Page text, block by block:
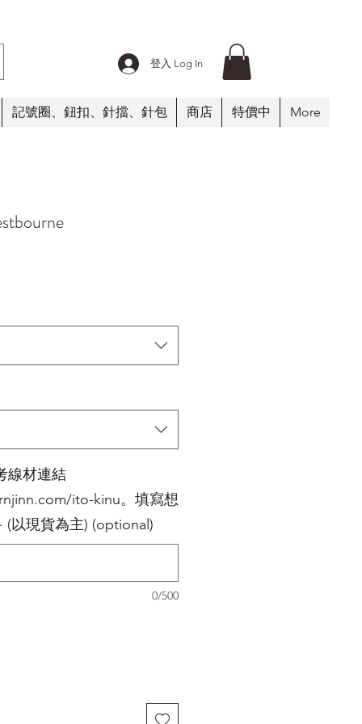
登入 Log In
記號圈、鈕扣、針擋、針包 商店 特價中 More
線材連結
ito-kinu。填寫想
(以現貨為主) (optional)
0/500